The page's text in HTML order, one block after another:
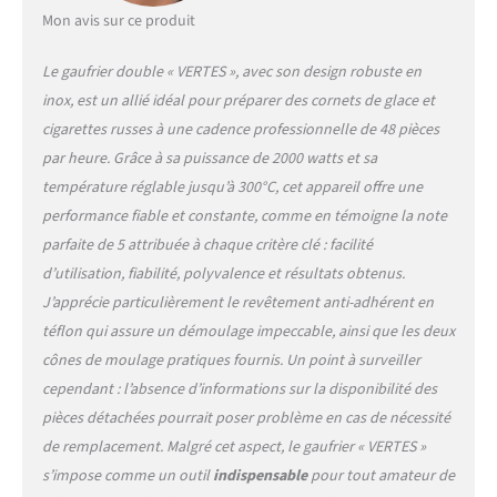
la surface du gaufrier. Les
gaufres sont ainsi plus
faciles à retirer et le gaufrier
est plus facile à nettoyer.
CAPACITÉ DE PRODUCTION
ÉLEVÉE: Le gaufrier à cornet
chauffe très rapidement et
permet une production
efficace de 48 gaufres par
heure. 2 cônes de moulage
sont inclus. Vous gérez un
hôtel, un service de
restauration ou un food
truck ? Alors ce gaufrier est
assurément le bon choix.
SÛR À UTILISER, RAPIDE À
NETTOYER: Le gaufrier a des
pieds antidérapants et une
Mon avis sur ce produit
Le gaufrier double « VERTES », avec son design robuste en
inox, est un allié idéal pour préparer des cornets de glace et
cigarettes russes à une cadence professionnelle de 48 pièces
par heure. Grâce à sa puissance de 2000 watts et sa
température réglable jusqu’à 300°C, cet appareil offre une
performance fiable et constante, comme en témoigne la note
parfaite de 5 attribuée à chaque critère clé : facilité
d’utilisation, fiabilité, polyvalence et résultats obtenus.
J’apprécie particulièrement le revêtement anti-adhérent en
téflon qui assure un démoulage impeccable, ainsi que les deux
cônes de moulage pratiques fournis. Un point à surveiller
cependant : l’absence d’informations sur la disponibilité des
pièces détachées pourrait poser problème en cas de nécessité
de remplacement. Malgré cet aspect, le gaufrier « VERTES »
s’impose comme un outilindispensablepour tout amateur de